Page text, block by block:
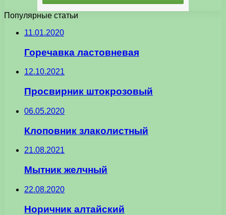
Популярные статьи
11.01.2020
Горечавка ластовневая
12.10.2021
Просвирник штокрозовый
06.05.2020
Клоповник злаколистный
21.08.2021
Мытник желчный
22.08.2020
Норичник алтайский